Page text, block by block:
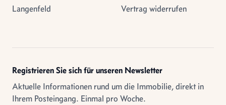
Langenfeld
Vertrag widerrufen
Registrieren Sie sich für unseren Newsletter
Aktuelle Informationen rund um die Immobilie, direkt in
Ihrem Posteingang. Einmal pro Woche.